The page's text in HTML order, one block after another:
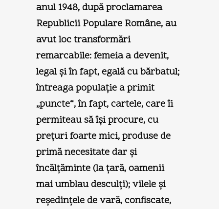
anul 1948, după proclamarea
Republicii Populare Române, au
avut loc transformări
remarcabile: femeia a devenit,
legal şi în fapt, egală cu bărbatul;
întreaga populaţie a primit
„puncte“, în fapt, cartele, care îi
permiteau să îşi procure, cu
preţuri foarte mici, produse de
primă necesitate dar şi
încălţăminte (la ţară, oamenii
mai umblau desculţi); vilele şi
reşedinţele de vară, confiscate,